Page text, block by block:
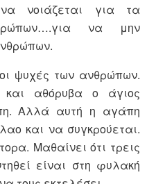
νοιάζεται για τα
να μην
ψυχές των ανθρώπων.
αθόρυβα ο άγιος
Αλλά αυτή η αγάπη
και να συγκρούεται.
Μαθαίνει ότι τρεις
είναι στη φυλακή